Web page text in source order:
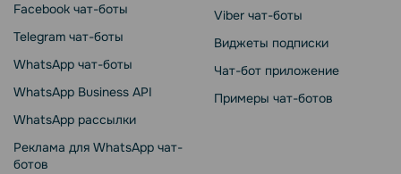
Facebook чат-боты
Telegram чат-боты
WhatsApp чат-боты
WhatsApp Business API
WhatsApp рассылки
Реклама для WhatsApp чат-
ботов
Viber чат-боты
Виджеты подписки
Чат-бот приложение
Примеры чат-ботов